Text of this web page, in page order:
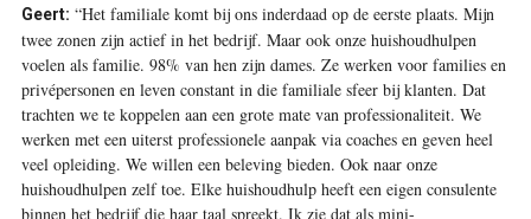
Geert: “Het familiale komt bij ons inderdaad op de eerste plaats. Mijn
twee zonen zijn actief in het bedrijf. Maar ook onze huishoudhulpen
voelen als familie. 98% van hen zijn dames. Ze werken voor families en
privépersonen en leven constant in die familiale sfeer bij klanten. Dat
trachten we te koppelen aan een grote mate van professionaliteit. We
werken met een uiterst professionele aanpak via coaches en geven heel
veel opleiding. We willen een beleving bieden. Ook naar onze
huishoudhulpen zelf toe. Elke huishoudhulp heeft een eigen consulente
binnen het bedrijf die haar taal spreekt. Ik zie dat als mini-